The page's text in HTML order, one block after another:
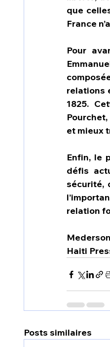
que
France
Pour
relations
1825.
et mieux
Enfin, le
défis
sécurité,
relation
Haiti
Posts similaires